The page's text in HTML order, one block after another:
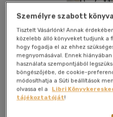
Kívánságlistához adom
Személyre szabott
Tisztelt Vásárlónk! Annak
közelebb álló könyveket tudjunk a
hogy fogadja el az ehhez
megnyomásával. Ennek
használata szempontjából
böngészőjébe, de cookie-
módosíthatja a Süti beállítások
olvassa el a
Libri
tájékoztatóját!